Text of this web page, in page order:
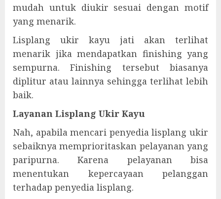
mudah untuk diukir sesuai dengan motif
yang menarik.
Lisplang ukir kayu jati akan terlihat
menarik jika mendapatkan finishing yang
sempurna. Finishing tersebut biasanya
diplitur atau lainnya sehingga terlihat lebih
baik.
Layanan Lisplang Ukir Kayu
Nah, apabila mencari penyedia lisplang ukir
sebaiknya memprioritaskan pelayanan yang
paripurna. Karena pelayanan bisa
menentukan kepercayaan pelanggan
terhadap penyedia lisplang.